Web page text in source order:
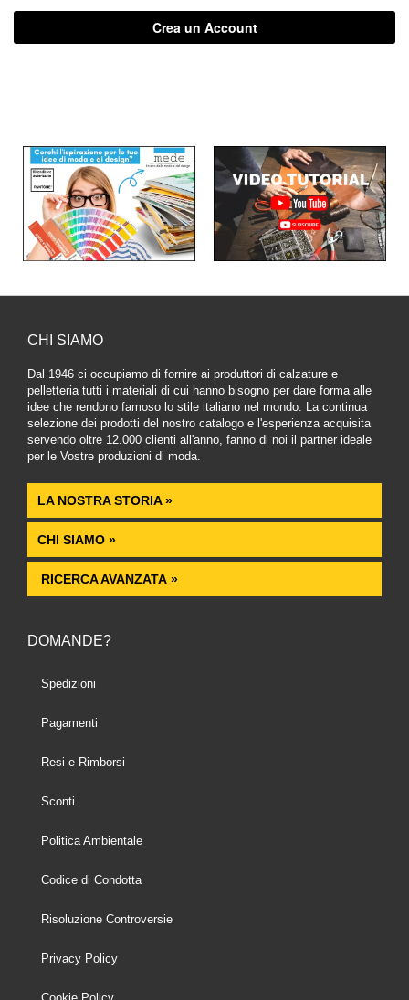
Crea un Account
CHI SIAMO
Dal 1946 ci occupiamo di fornire ai produttori di calzature e
pelletteria tutti i materiali di cui hanno bisogno per dare forma alle
idee che rendono famoso lo stile italiano nel mondo. La continua
selezione dei prodotti del nostro catalogo e l'esperienza acquisita
servendo oltre 12.000 clienti all'anno, fanno di noi il partner ideale
per le Vostre produzioni di moda.
LA NOSTRA STORIA »
CHI SIAMO »
RICERCA AVANZATA »
DOMANDE?
Spedizioni
Pagamenti
Resi e Rimborsi
Sconti
Politica Ambientale
Codice di Condotta
Risoluzione Controversie
Privacy Policy